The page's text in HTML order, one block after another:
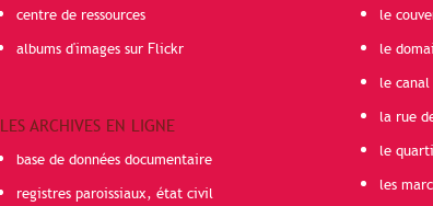
centre de ressources
albums d'images sur Flickr
LES ARCHIVES EN LIGNE
base de données documentaire
registres paroissiaux, état civil
le
le
le canal
la rue
le
les